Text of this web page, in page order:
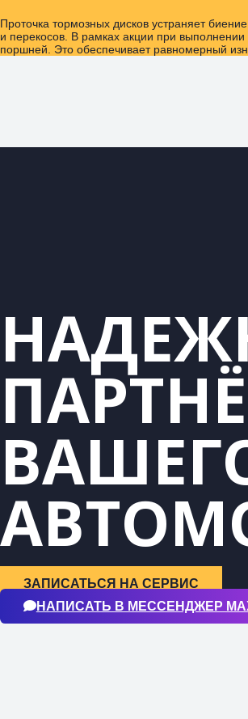
Проточка тормозных дисков устраняет
и перекосов. В рамках акции при
поршней. Это обеспечивает равномерный
ЗАПИСАТЬСЯ НА СЕРВИС
НАПИСАТЬ В МЕССЕНДЖЕР